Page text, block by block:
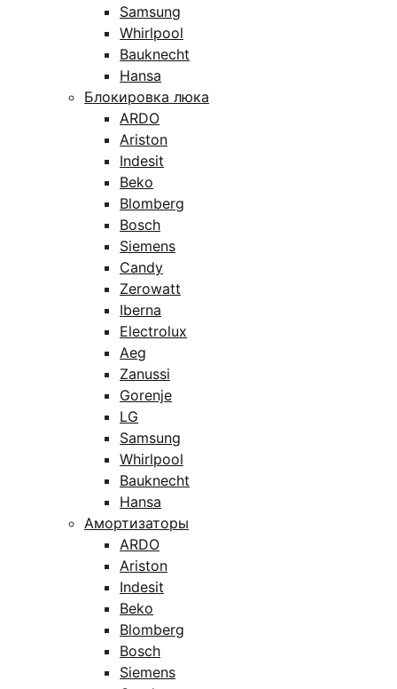
Samsung
Whirlpool
Bauknecht
Hansa
Блокировка люка
ARDO
Ariston
Indesit
Beko
Blomberg
Bosch
Siemens
Candy
Zerowatt
Iberna
Electrolux
Aeg
Zanussi
Gorenje
LG
Samsung
Whirlpool
Bauknecht
Hansa
Амортизаторы
ARDO
Ariston
Indesit
Beko
Blomberg
Bosch
Siemens